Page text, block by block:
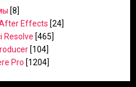
[8]
Effects [24]
Resolve [465]
[104]
Pro [1204]